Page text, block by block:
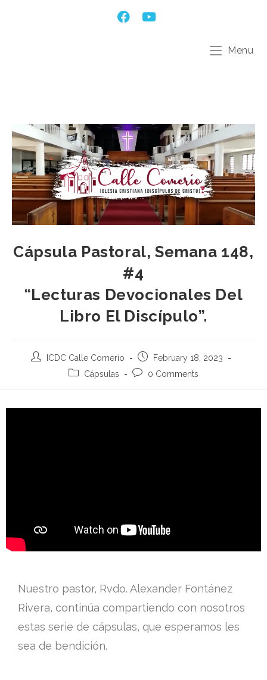
Menu
Cápsula Pastoral, Semana 148,
#4
“Lecturas Devocionales Del
Libro El Discípulo”.
ICDC Calle Comerío
February 18, 2023
Cápsulas
0 Comments
Nuestro pastor, Rvdo. Alexander Fontánez
Rivera, continúa compartiendo con nosotros
estas serie de cápsulas, que esperamos les
sea de bendición.